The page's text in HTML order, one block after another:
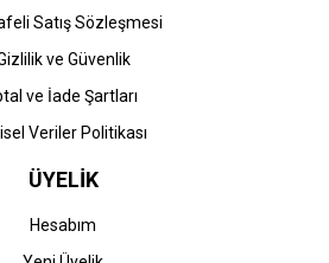
Satış Sözleşmesi
ve Güvenlik
ve İade Şartları
Veriler Politikası
ÜYELİK
Hesabım